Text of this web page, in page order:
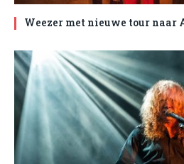
Weezer met nieuwe tour naar